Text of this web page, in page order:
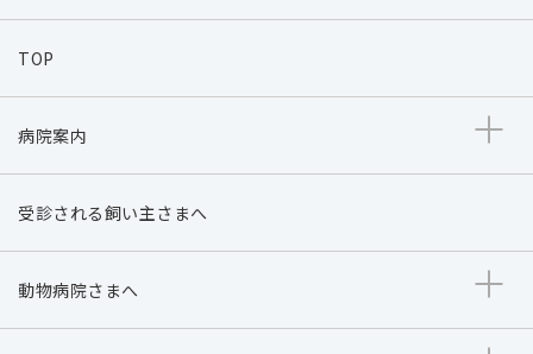
TOP
病院案内
受診される飼い主さまへ
動物病院さまへ